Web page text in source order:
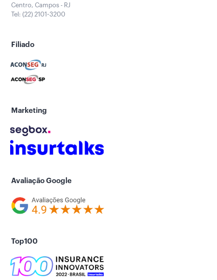
Centro, Campos - RJ
Tel: (22) 2101-3200
Filiado
Marketing
Avaliação Google
Top100